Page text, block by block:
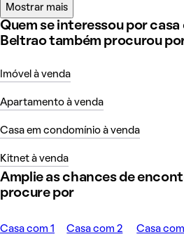
Mostrar mais
Quem se interessou por casa
Beltrao também procurou
Imóvel à venda
Apartamento à venda
Casa em condomínio à venda
Kitnet à venda
Amplie as chances de
procure por
Casa com 1
Casa com 2
Casa